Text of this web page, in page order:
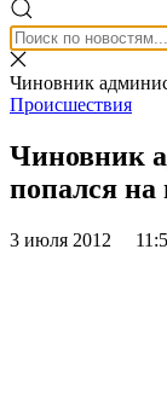
Чиновник
Происшествия
Чиновник
попался на
3 июля 2012